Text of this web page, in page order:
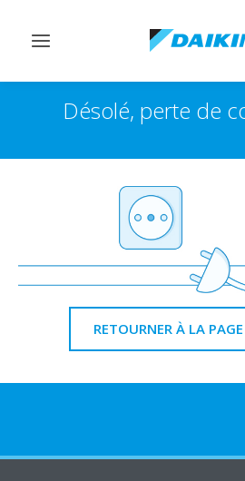
Afficher/masquer
Désolé, perte de
RETOURNER À LA PAGE